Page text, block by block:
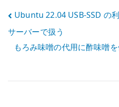
投
稿
ナ
ビ
Ubuntu 22.04 USB-SSD の
サーバーで扱う
もろみ味噌の代用に酢味噌